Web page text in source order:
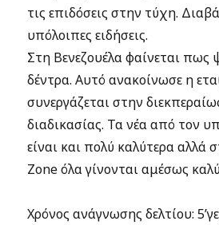
τις επιδόσεις στην τύχη.
υπόλοιπες ειδήσεις.
Στη Βενεζουέλα φαίνεται πως
δέντρα. Αυτό ανακοίνωσε η
συνεργάζεται στην
διαδικασίας. Τα νέα από τον
είναι και πολύ καλύτερα αλλά
Zone όλα γίνονται αμέσως
Χρόνος ανάγνωσης δελτίου: